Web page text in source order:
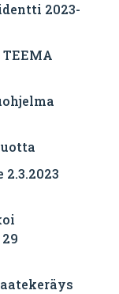
2023-
TEEMA